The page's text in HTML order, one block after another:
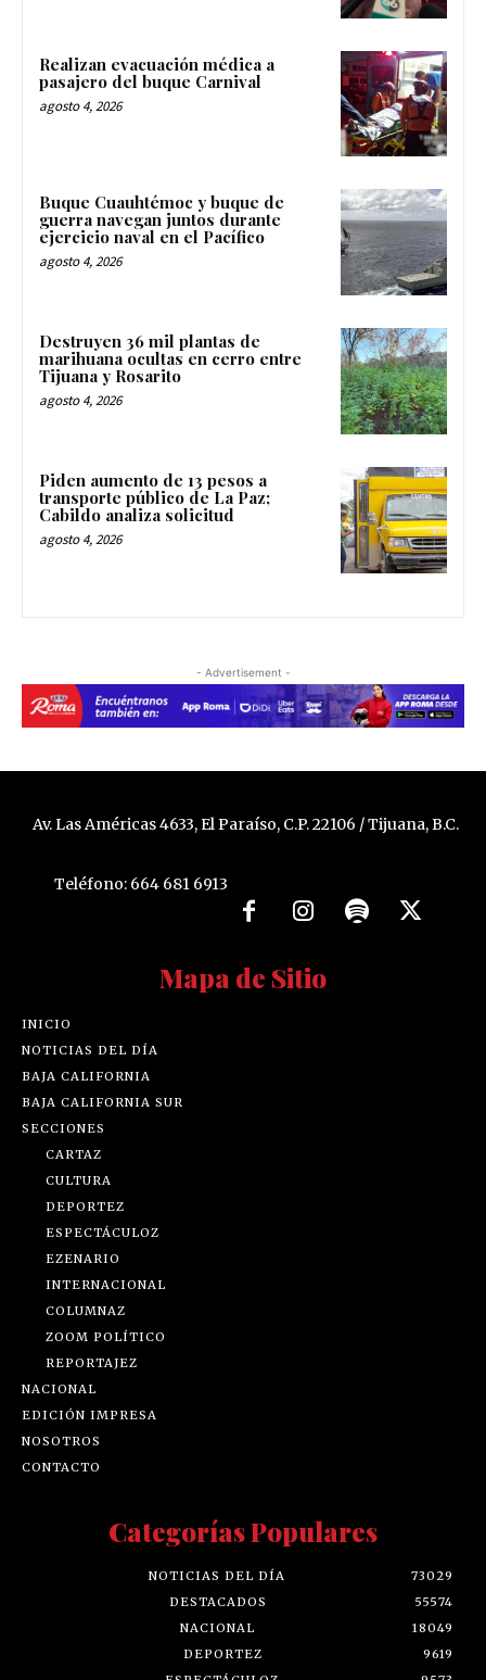
Realizan evacuación médica a
pasajero del buque Carnival
agosto 4, 2026
Buque Cuauhtémoc y buque de
guerra navegan juntos durante
ejercicio naval en el Pacífico
agosto 4, 2026
Destruyen 36 mil plantas de
marihuana ocultas en cerro entre
Tijuana y Rosarito
agosto 4, 2026
Piden aumento de 13 pesos a
transporte público de La Paz;
Cabildo analiza solicitud
agosto 4, 2026
- Advertisement -
Av. Las Américas 4633, El Paraíso, C.P. 22106 / Tijuana, B.C.
Teléfono: 664 681 6913
Mapa de Sitio
INICIO
NOTICIAS DEL DÍA
BAJA CALIFORNIA
BAJA CALIFORNIA SUR
SECCIONES
CARTAZ
CULTURA
DEPORTEZ
ESPECTÁCULOZ
EZENARIO
INTERNACIONAL
COLUMNAZ
ZOOM POLÍTICO
REPORTAJEZ
NACIONAL
EDICIÓN IMPRESA
NOSOTROS
CONTACTO
Categorías Populares
NOTICIAS DEL DÍA
73029
DESTACADOS
55574
NACIONAL
18049
DEPORTEZ
9619